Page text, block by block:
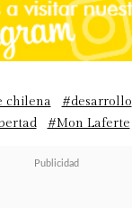
chilena #desarrollo
#Mon Laferte